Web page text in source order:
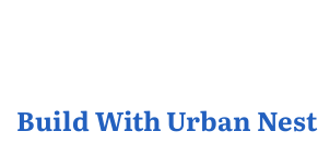
Build With Urban Nest